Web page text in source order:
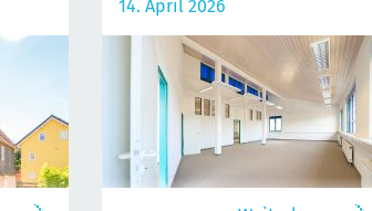
14. April 2026